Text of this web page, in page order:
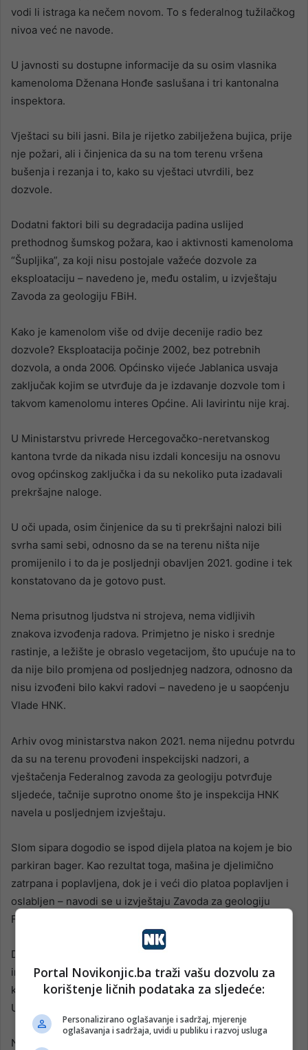
vodi li istraga ka nečem novom. To s federalnog tužilačkog
nivoa već ne navode.
U javnosti su dostupne informacije da su osim vlasnika
kamenoloma Dženana Honđe saslušana i tri kantonalna
inspektora.
Vještaci su bili jasni. Bila je rijetko zabilježena bujica, prije
nje požari, ali i činjenica da su na tom terenu vršena
bušenja i rezanja i to, kako su vještaci utvrdili, bez
dozvole.
Dodatni faktori bili su degradacija padina uslijed
prethodnog šumskog požara, kao i aktivnosti kamenoloma
“Šupljika”, za koji nisu postojale važeće dozvole za
eksploataciju – navedeno je, među ostalim, u izvještaju
Zavoda za geologiju FBiH.
Kako je kamenolom više od dvije decenije radio bez
dozvole? Eksploatacija počinje 2002, bez potrebnih
dozvola, a onda 2006. Općinsko vijeće Jablanica usvaja
zaključak kojim se utvrđuje da je izdavanje dozvole tom i
takvom kamenolomu interes Općine. Ali lavirintu nije kraj.
U Ministarstvu privrede Hercegovačko-neretvanskog
kantona tvrde da nikada nisu izdali koncesiju na osnovu
ovog općinskog zaključka i da su nekoliko puta izadavali
prekršajne naloge.
U oči upada, osim činjenice da su ti prekršajni nalozi bili
svrha sami sebi, odnosno da se na terenu ništa nije
promijenilo i to da je posljednji obavljen 2021. godine i tek
konstatovano da je gotovo pust.
Nema prisutnog ljudstva ni strojeva, nema vidljivih
znakova izvođenja radova. Primjetno je nisko i srednje
rastinje, a ležište je obraslo vegetacijom, što upućuje na to
da nije bilo promjena od posljednjeg nadzora, odnosno da
nisu izvođeni bilo kakvi radovi – navedeno je u saopćenju
Vlade HNK.
Arhiv ovog ministarstva nakon 2021. nema nijednu potvrdu
da su na terenu provođeni inspekcijski nadzori, a
vještačenja Federalnog zavoda za geologiju potvrđuje
sljedeće, tačnije suprotno onome što je inspekcija HNK
navela u posljednjem izvještaju.
Slom sipara dogodio se ispod dijela platoa na kojem je bio
parkiran bager. Kao rezultat toga, mašina je djelimično
zatrpana i poplavljena, dok je i veći dio platoa poplavljen i
oslabljen – navodi se u izvještaju Zavoda za geologiju
FBiH.
Dakle, osim toga što su bageri bili, suprotno onome što
inspekcija tvrdi, na terenu, vještačenje je navelo i da je
kobna jalovina, a ona je produkt kopanja, bila na terenu.
Upravo ona koja je odnijela 19 života.
No sve ovo nedovoljno je nadležnom tužilaštvu, koje je
Portal Novikonjic.ba traži vašu dozvolu za
korištenje ličnih podataka za sljedeće:
Personalizirano oglašavanje i sadržaj, mjerenje
oglašavanja i sadržaja, uvidi u publiku i razvoj usluga